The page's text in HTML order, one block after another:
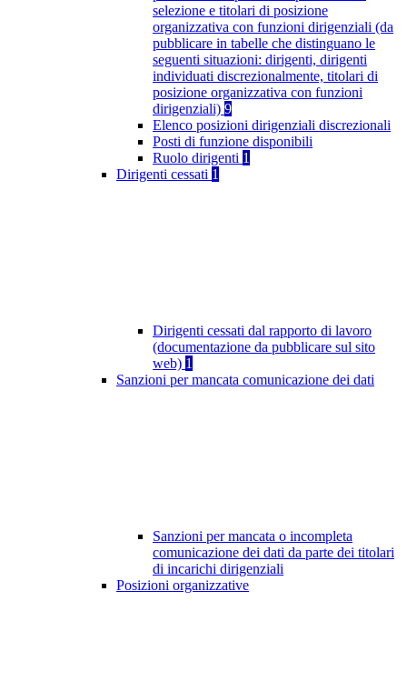
selezione e titolari di posizione
organizzativa con funzioni dirigenziali (da
pubblicare in tabelle che distinguano le
seguenti situazioni: dirigenti, dirigenti
individuati discrezionalmente, titolari di
posizione organizzativa con funzioni
dirigenziali) 9
Elenco posizioni dirigenziali discrezionali
Posti di funzione disponibili
Ruolo dirigenti 1
Dirigenti cessati 1
Dirigenti cessati dal rapporto di lavoro
(documentazione da pubblicare sul sito
web) 1
Sanzioni per mancata comunicazione dei dati
Sanzioni per mancata o incompleta
comunicazione dei dati da parte dei titolari
di incarichi dirigenziali
Posizioni organizzative